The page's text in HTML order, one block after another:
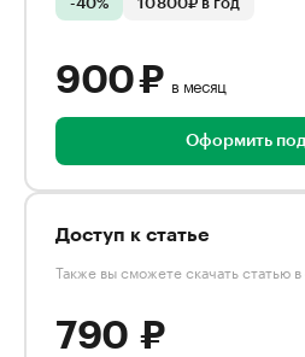
900 ₽ в месяц
Оформить
Доступ к статье
Также вы сможете скачать статью
790 ₽